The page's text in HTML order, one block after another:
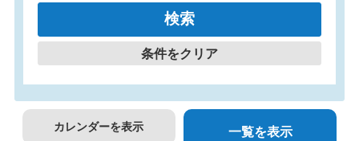
条件をクリア
カレンダーを表示 一覧を表示